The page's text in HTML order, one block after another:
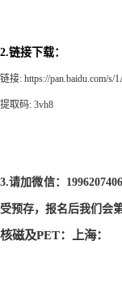
2.链接下载：
链接: https://pan.baidu.com/
提取码: 3vh8
3.请加微信：
受预存， 报名后我们会
核磁及PET：上海：